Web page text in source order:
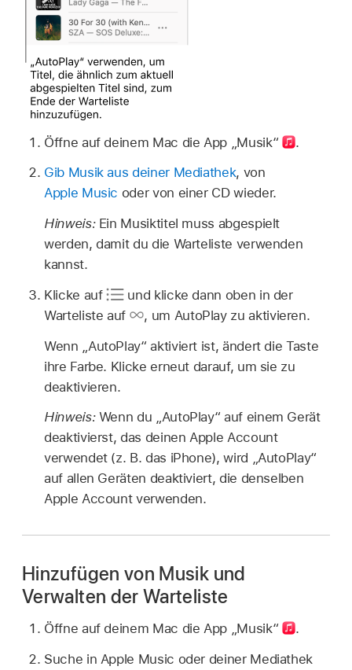
Öffne auf deinem Mac die App „Musik“
.
Gib Musik aus deiner Mediathek, von
Apple Music oder von einer CD wieder.
Hinweis: Ein Musiktitel muss abgespielt
werden, damit du die Warteliste verwenden
kannst.
Klicke auf
und klicke dann oben in der
Warteliste auf
, um AutoPlay zu aktivieren.
Wenn „AutoPlay“ aktiviert ist, ändert die Taste
ihre Farbe. Klicke erneut darauf, um sie zu
deaktivieren.
Hinweis: Wenn du „AutoPlay“ auf einem Gerät
deaktivierst, das deinen Apple Account
verwendet (z. B. das iPhone), wird „AutoPlay“
auf allen Geräten deaktiviert, die denselben
Apple Account verwenden.
Hinzufügen von Musik und
Verwalten der Warteliste
Öffne auf deinem Mac die App „Musik“
.
Suche in Apple Music oder deiner Mediathek